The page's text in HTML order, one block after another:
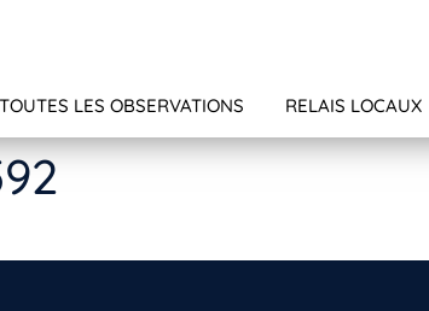
TOUTES LES OBSERVATIONS RELAIS LOCAUX